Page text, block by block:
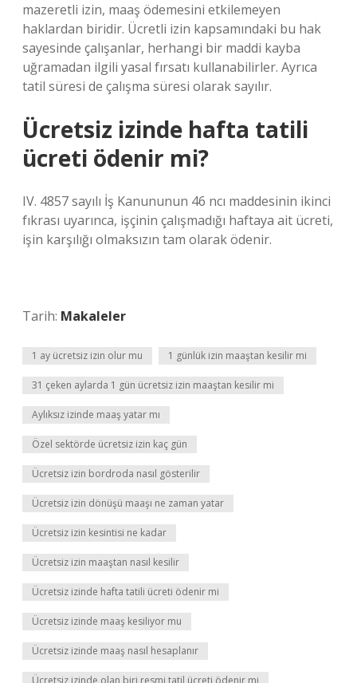
mazeretli izin, maaş ödemesini etkilemeyen
haklardan biridir. Ücretli izin kapsamındaki bu hak
sayesinde çalışanlar, herhangi bir maddi kayba
uğramadan ilgili yasal fırsatı kullanabilirler. Ayrıca
tatil süresi de çalışma süresi olarak sayılır.
Ücretsiz izinde hafta tatili
ücreti ödenir mi?
IV. 4857 sayılı İş Kanununun 46 ncı maddesinin ikinci
fıkrası uyarınca, işçinin çalışmadığı haftaya ait ücreti,
işin karşılığı olmaksızın tam olarak ödenir.
Tarih: Makaleler
1 ay ücretsiz izin olur mu 1 günlük izin maaştan kesilir mi
31 çeken aylarda 1 gün ücretsiz izin maaştan kesilir mi
Aylıksız izinde maaş yatar mı
Özel sektörde ücretsiz izin kaç gün
Ücretsiz izin bordroda nasıl gösterilir
Ücretsiz izin dönüşü maaşı ne zaman yatar
Ücretsiz izin kesintisi ne kadar
Ücretsiz izin maaştan nasıl kesilir
Ücretsiz izinde hafta tatili ücreti ödenir mi
Ücretsiz izinde maaş kesiliyor mu
Ücretsiz izinde maaş nasıl hesaplanır
Ücretsiz izinde olan biri resmi tatil ücreti ödenir mi